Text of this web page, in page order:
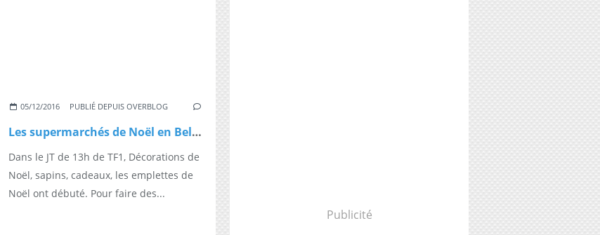
05/12/2016 PUBLIÉ DEPUIS OVERBLOG
Les supermarchés de Noël en Belgique attirent de nombreux frontaliers
Dans le JT de 13h de TF1, Décorations de
Noël, sapins, cadeaux, les emplettes de
Noël ont débuté. Pour faire des...
Publicité